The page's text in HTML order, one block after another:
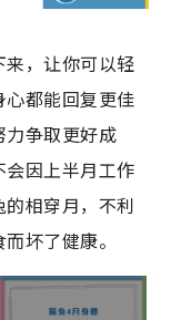
，让你可以轻
都能回复更佳
争取更好成
因上半月工作
相穿月，不利
坏了健康。